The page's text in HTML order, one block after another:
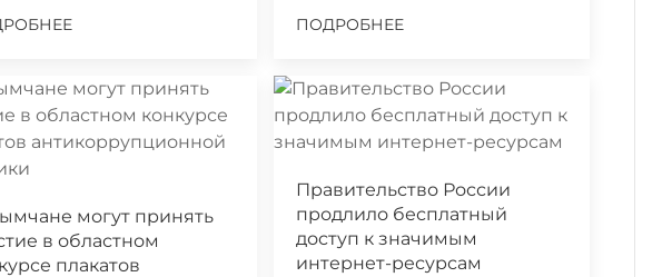
ПОДРОБНЕЕ
могут принять
в областном
плакатов
Правительство России
продлило бесплатный
доступ к значимым
интернет-ресурсам